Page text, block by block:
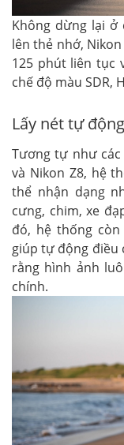
Không dừng lại
lên thẻ nhớ,
125 phút liên tục
chế độ màu SDR,
Lấy nét tự
Tương tự như
và Nikon Z8, hệ
thể nhận dạng
cưng, chim, xe
đó, hệ thống
giúp tự động điều
rằng hình ảnh
chính.